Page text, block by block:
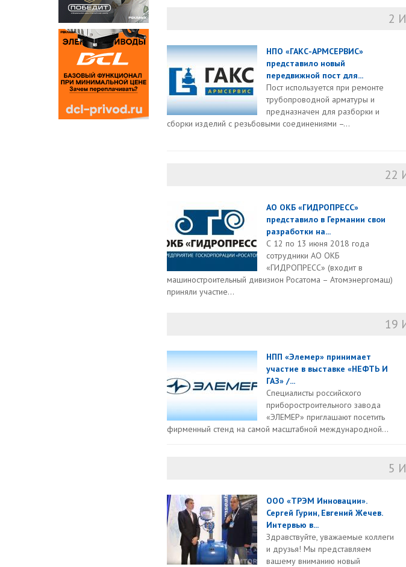
2
НПО «ГАКС-АРМСЕРВИС»
представило новый
передвижной пост для...
Пост используется при ремонте
трубопроводной арматуры и
предназначен для разборки и
сборки изделий с резьбовыми соединениями –...
22
АО ОКБ «ГИДРОПРЕСС»
представило в Германии свои
разработки на...
С 12 по 13 июня 2018 года
сотрудники АО ОКБ
«ГИДРОПРЕСС» (входит в
машиностроительный дивизион Росатома – Атомэнергомаш)
приняли участие...
19
НПП «Элемер» принимает
участие в выставке «НЕФТЬ И
ГАЗ» /...
Специалисты российского
приборостроительного завода
«ЭЛЕМЕР» приглашают посетить
фирменный стенд на самой масштабной международной...
5
ООО «ТРЭМ Инновации».
Сергей Гурин, Евгений Жечев.
Интервью в...
Здравствуйте, уважаемые коллеги
и друзья! Мы представляем
вашему вниманию новый